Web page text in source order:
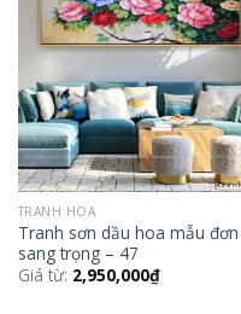
Add to
Wishlist
TRANH HOA
Tranh sơn dầu hoa mẫu đơn
sang trọng – 47
Giá từ: 2,950,000₫